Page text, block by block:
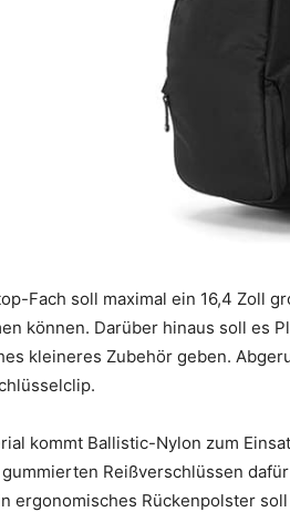
Fach soll maximal ein 16,4 Zoll
können. Darüber hinaus soll es
kleineres Zubehör geben.
kommt Ballistic-Nylon zum
Reißverschlüssen
ergonomisches Rückenpolster